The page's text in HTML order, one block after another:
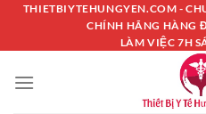
Chuyển
nội
dung
THIETBIYTEHUNGYEN.COM -
CHÍNH HÃNG HÀNG
LÀM VIỆC 7H